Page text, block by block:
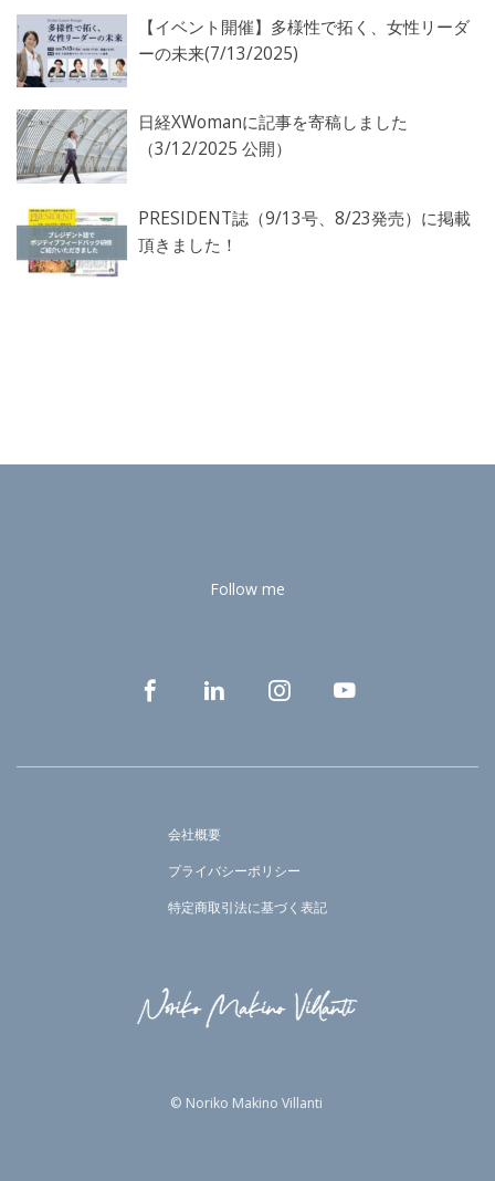
【イベント開催】多様性で拓く、女性リーダ
ーの未来(7/13/2025)
日経XWomanに記事を寄稿しました
（3/12/2025 公開）
PRESIDENT誌（9/13号、8/23発売）に掲載
頂きました！
Follow me
会社概要
プライバシーポリシー
特定商取引法に基づく表記
© Noriko Makino Villanti